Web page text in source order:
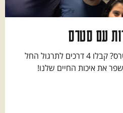
איך אפשר להתמודד עם סטרס? קבלו 4 דרכים לתרגול החל
את איכות החיים שלנו!